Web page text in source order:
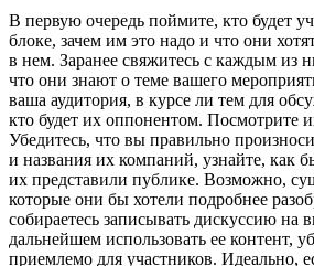
В первую очередь поймите, кто будет
блоке, зачем им это надо и что они
в нем. Заранее свяжитесь с каждым из
что они знают о теме вашего
ваша аудитория, в курсе ли тем для
кто будет их оппонентом. Посмотрите
Убедитесь, что вы правильно
и названия их компаний, узнайте, как
их представили публике. Возможно,
которые они бы хотели подробнее
собираетесь записывать дискуссию на
дальнейшем использовать ее контент,
приемлемо для участников. Идеально,